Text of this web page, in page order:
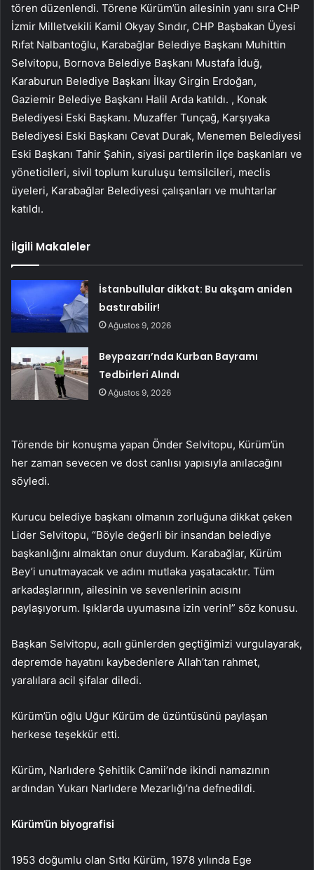
tören düzenlendi. Törene Kürüm’ün ailesinin yanı sıra CHP
İzmir Milletvekili Kamil Okyay Sındır, CHP Başbakan Üyesi
Rıfat Nalbantoğlu, Karabağlar Belediye Başkanı Muhittin
Selvitopu, Bornova Belediye Başkanı Mustafa İduğ,
Karaburun Belediye Başkanı İlkay Girgin Erdoğan,
Gaziemir Belediye Başkanı Halil Arda katıldı. , Konak
Belediyesi Eski Başkanı. Muzaffer Tunçağ, Karşıyaka
Belediyesi Eski Başkanı Cevat Durak, Menemen Belediyesi
Eski Başkanı Tahir Şahin, siyasi partilerin ilçe başkanları ve
yöneticileri, sivil toplum kuruluşu temsilcileri, meclis
üyeleri, Karabağlar Belediyesi çalışanları ve muhtarlar
katıldı.
İlgili Makaleler
İstanbullular dikkat: Bu akşam aniden
bastırabilir!
Ağustos 9, 2026
Beypazarı’nda Kurban Bayramı
Tedbirleri Alındı
Ağustos 9, 2026
Törende bir konuşma yapan Önder Selvitopu, Kürüm’ün
her zaman sevecen ve dost canlısı yapısıyla anılacağını
söyledi.
Kurucu belediye başkanı olmanın zorluğuna dikkat çeken
Lider Selvitopu, “Böyle değerli bir insandan belediye
başkanlığını almaktan onur duydum. Karabağlar, Kürüm
Bey’i unutmayacak ve adını mutlaka yaşatacaktır. Tüm
arkadaşlarının, ailesinin ve sevenlerinin acısını
paylaşıyorum. Işıklarda uyumasına izin verin!” söz konusu.
Başkan Selvitopu, acılı günlerden geçtiğimizi vurgulayarak,
depremde hayatını kaybedenlere Allah’tan rahmet,
yaralılara acil şifalar diledi.
Kürüm’ün oğlu Uğur Kürüm de üzüntüsünü paylaşan
herkese teşekkür etti.
Kürüm, Narlıdere Şehitlik Camii’nde ikindi namazının
ardından Yukarı Narlıdere Mezarlığı’na defnedildi.
Kürüm’ün biyografisi
1953 doğumlu olan Sıtkı Kürüm, 1978 yılında Ege